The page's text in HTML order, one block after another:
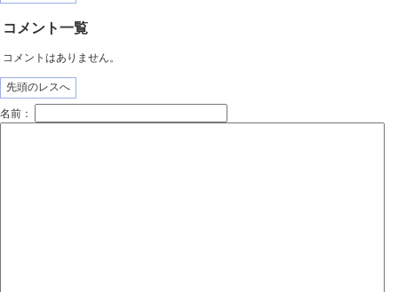
コメント一覧
コメントはありません。
先頭のレスへ
名前：